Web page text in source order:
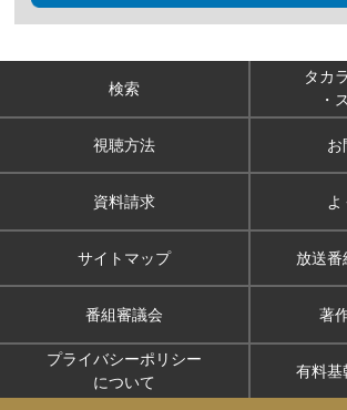
検索
タカ
・
視聴方法 お
資料請求 よ
サイトマップ 放送番
番組審議会 著
プライバシーポリシー
について
有料基